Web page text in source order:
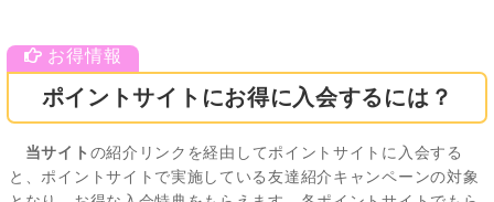
ポイントサイトにお得に入会するには？
当サイト の紹介リンクを経由してポイントサイトに入会する
と、ポイントサイトで実施している友達紹介キャンペーンの対象